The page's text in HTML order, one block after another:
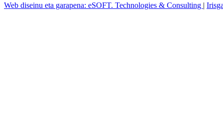
Web diseinu eta garapena: eSOFT. Technologies & Consulting |